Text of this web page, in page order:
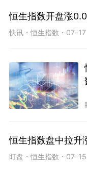
恒生指数开盘涨
快讯・恒生指数 ・ 07-17
恒生指数盘中拉升
盯盘 ・恒生指数 ・ 07-15